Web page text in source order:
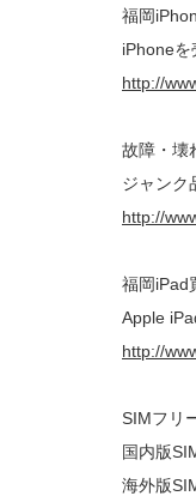
福岡
iPhone
http://
故障・壊
ジャンク
http://
福岡iPad
Apple
http://
SIMフリ
国内版
海外版